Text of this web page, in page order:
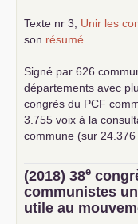
Texte nr 3, Unir les
son résumé
Signé par 626
départements avec
congrès du PCF
3.755 voix à la
commune (sur 24.376
(2018) 38e
communistes
utile au